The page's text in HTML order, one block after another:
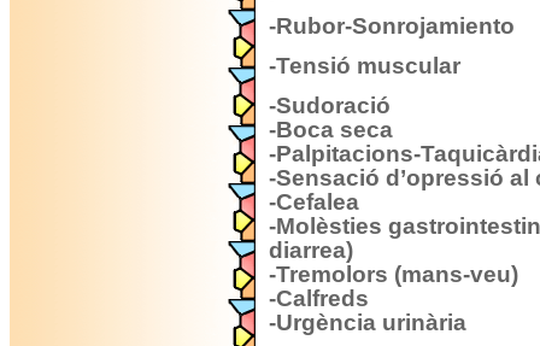
-Rubor-Sonrojamiento
-Tensió muscular
-Sudoració
-Boca seca
-Palpitacions-
-Sensació d’opressió al
-Cefalea
-Molèsties
diarrea)
-Tremolors (mans-veu)
-Calfreds
-Urgència urinària